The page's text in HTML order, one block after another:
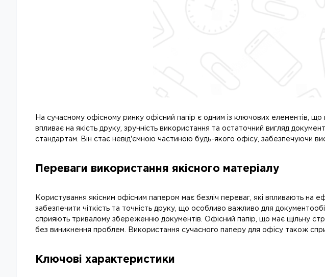
На сучасному офісному ринку офісний папір є одним із ключових елементів,
впливає на якість друку, зручність використання та остаточний вигляд
стандартам. Він стає невід'ємною частиною будь-якого офісу, забезпечуючи
Переваги використання якісного матеріалу
Користування якісним офісним папером має безліч переваг, які впливають на
забезпечити чіткість та точність друку, що особливо важливо для
сприяють тривалому збереженню документів. Офісний папір, що має щільну
без виникнення проблем. Використання сучасного паперу для офісу також
Ключові характеристики